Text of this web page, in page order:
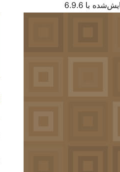
با 6.9.6